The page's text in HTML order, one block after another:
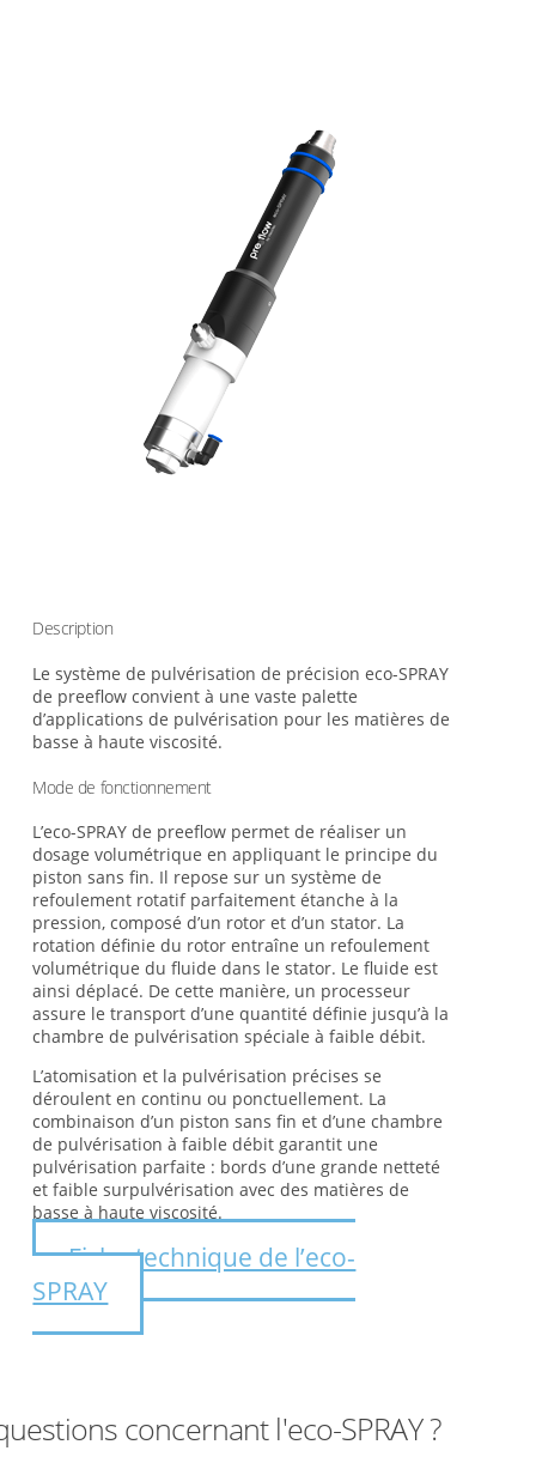
Description
Le système de pulvérisation de précision eco-SPRAY
de preeflow convient à une vaste palette
d’applications de pulvérisation pour les matières de
basse à haute viscosité.
Mode de fonctionnement
L’eco-SPRAY de preeflow permet de réaliser un
dosage volumétrique en appliquant le principe du
piston sans fin. Il repose sur un système de
refoulement rotatif parfaitement étanche à la
pression, composé d’un rotor et d’un stator. La
rotation définie du rotor entraîne un refoulement
volumétrique du fluide dans le stator. Le fluide est
ainsi déplacé. De cette manière, un processeur
assure le transport d’une quantité définie jusqu’à la
chambre de pulvérisation spéciale à faible débit.
L’atomisation et la pulvérisation précises se
déroulent en continu ou ponctuellement. La
combinaison d’un piston sans fin et d’une chambre
de pulvérisation à faible débit garantit une
pulvérisation parfaite : bords d’une grande netteté
et faible surpulvérisation avec des matières de
basse à haute viscosité.
Fiche technique de l’eco-
SPRAY
concernant l'eco-SPRAY ?